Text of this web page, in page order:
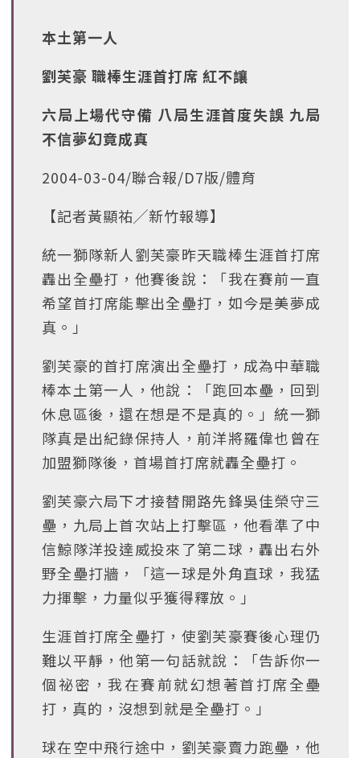
本土第一人
劉芙豪 職棒生涯首打席 紅不讓
六局上場代守備 八局生涯首度失誤 九局
不信夢幻竟成真
2004-03-04/聯合報/D7版/體育
【記者黃顯祐╱新竹報導】
統一獅隊新人劉芙豪昨天職棒生涯首打席
轟出全壘打，他賽後說：「我在賽前一直
希望首打席能擊出全壘打，如今是美夢成
真。」
劉芙豪的首打席演出全壘打，成為中華職
棒本土第一人，他說：「跑回本壘，回到
休息區後，還在想是不是真的。」統一獅
隊真是出紀錄保持人，前洋將羅偉也曾在
加盟獅隊後，首場首打席就轟全壘打。
劉芙豪六局下才接替開路先鋒吳佳榮守三
壘，九局上首次站上打擊區，他看準了中
信鯨隊洋投達威投來了第二球，轟出右外
野全壘打牆，「這一球是外角直球，我猛
力揮擊，力量似乎獲得釋放。」
生涯首打席全壘打，使劉芙豪賽後心理仍
難以平靜，他第一句話就說：「告訴你一
個祕密，我在賽前就幻想著首打席全壘
打，真的，沒想到就是全壘打。」
球在空中飛行途中，劉芙豪賣力跑壘，他